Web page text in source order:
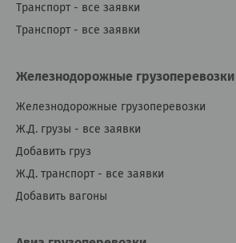
Транспорт - все заявки
Транспорт - все заявки
Железнодорожные грузоперевозки
Железнодорожные грузоперевозки
Ж.Д. грузы - все заявки
Добавить груз
Ж.Д. транспорт - все заявки
Добавить вагоны